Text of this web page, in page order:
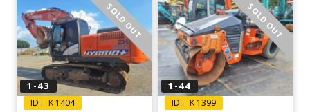
SOLD OUT
1-43
K 1404
SOLD OUT
1-44
K 1399